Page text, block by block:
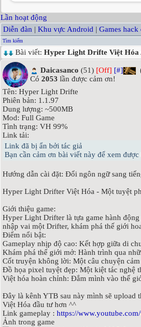
Lần hoạt động
Diễn đàn | Khu vực Android | Games
Tìm kiếm
Bài viết: Hyper Light Drifte Việt Hóa
Daicasanco (51) [Off] [#]
Có 2053 lần được cảm ơn!
Tên: Hyper Light Drifte
Phiên bản: 1.1.97
Dung lượng: ~500MB
Mod: Full Game
Tình trạng: VH 99%
Link tải:
Link đã bị ẩn bởi tác giả
Bạn cần cảm ơn bài viết này để xem
Hướng dẫn cài đặt: Đổi ngôn ngữ sang
Hyper Light Drifter Việt Hóa - Một tuyệt
Giới thiệu game:
Hyper Light Drifter là tựa game hành
nhập vai một Drifter, khám phá thế giới
Điểm nổi bật:
Gameplay nhịp độ cao: Kết hợp giữa di
Khám phá thế giới mở: Hành trình qua
Cốt truyện không lời: Một câu chuyện
Đồ họa pixel tuyệt đẹp: Một kiệt tác nghệ
Việt hóa hoàn chỉnh: Đắm mình vào thế
Đây là kênh YTB sau này mình sẽ upload
Việt Hóa đầu tư hơn ^^
Link gameplay : https://
Ảnh trong game